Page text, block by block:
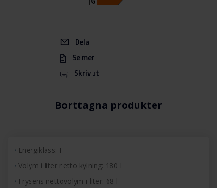
Borttagna produkter
Dela
Se mer
Skriv ut
Energiklass: F
Volym i liter netto kylning: 180 l
Frysens nettovolym i liter: 68 l